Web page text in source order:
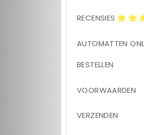
RECENSIES
AUTOMATTEN
BESTELLEN
VOORWAARDEN
VERZENDEN